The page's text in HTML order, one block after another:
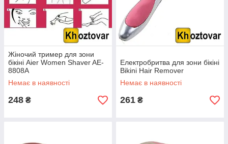
Жіночий тример для зони
бікіні Aier Women Shaver AE-
8808A
Немає в наявності
248 ₴
Електробритва для зони бікіні
Bikini Hair Remover
Немає в наявності
261 ₴